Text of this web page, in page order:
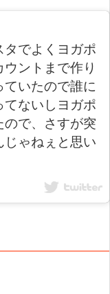
でよくヨガポ
ントまで作り
いたので誰に
ないしヨガポ
で、さすが突
ゃねぇと思い